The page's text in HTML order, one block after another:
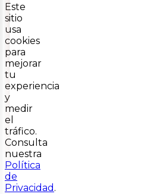
Este
sitio
usa
cookies
para
mejorar
tu
experiencia
y
medir
el
tráfico.
Consulta
nuestra
Política
de
Privacidad .